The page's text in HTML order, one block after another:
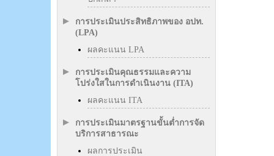
การประเมินประสิทธิภาพของ อปท.
(LPA)
ผลคะแนน LPA
การประเมินคุณธรรมและความ
โปร่งใสในการดำเนินงาน (ITA)
ผลคะแนน ITA
การประเมินมาตรฐานขั้นต่ำการจัด
บริการสาธารณะ
ผลการประเมิน